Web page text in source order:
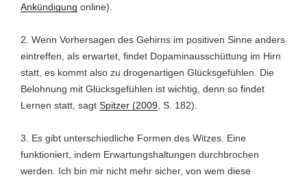
Ankündigung online).
2. Wenn Vorhersagen des Gehirns im positiven Sinne anders
eintreffen, als erwartet, findet Dopaminausschüttung im Hirn
statt, es kommt also zu drogenartigen Glücksgefühlen. Die
Belohnung mit Glücksgefühlen ist wichtig, denn so findet
Lernen statt, sagt Spitzer (2009 , S. 182).
3. Es gibt unterschiedliche Formen des Witzes. Eine
funktioniert, indem Erwartungshaltungen durchbrochen
werden. Ich bin mir nicht mehr sicher, von wem diese